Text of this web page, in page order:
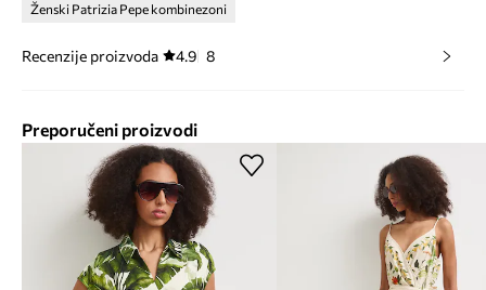
Ženski Patrizia Pepe kombinezoni
Recenzije proizvoda 4.9 8
Preporučeni proizvodi